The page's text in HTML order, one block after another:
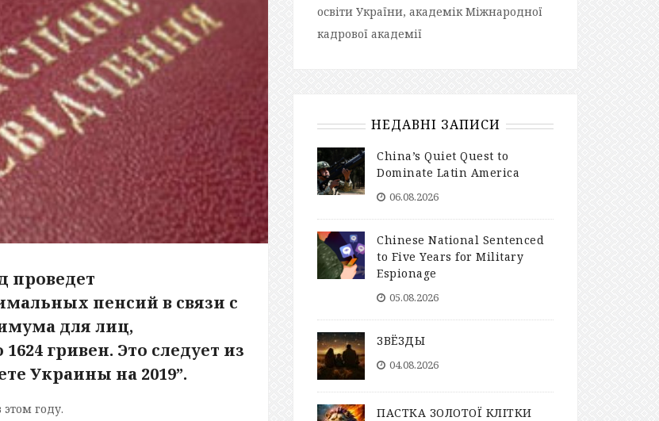
проведет
пенсий в связи с
для лиц,
гривен. Это следует из
Украины на 2019”.
году.
освіти України, академік Міжнародної
кадрової академії
НЕДАВНІ ЗАПИСИ
China’s Quiet Quest to
Dominate Latin America
06.08.2026
Chinese National Sentenced
to Five Years for Military
Espionage
05.08.2026
ЗВЁЗДЫ
04.08.2026
ПАСТКА ЗОЛОТОЇ КЛІТКИ